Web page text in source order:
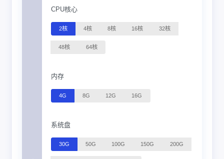
CPU核心
2核 4核 8核 16核 32核
48核 64核
内存
4G 8G 12G 16G
系统盘
30G 50G 100G 150G 200G